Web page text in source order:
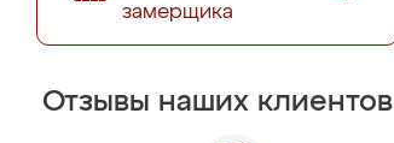
замерщика
Отзывы наших клиентов